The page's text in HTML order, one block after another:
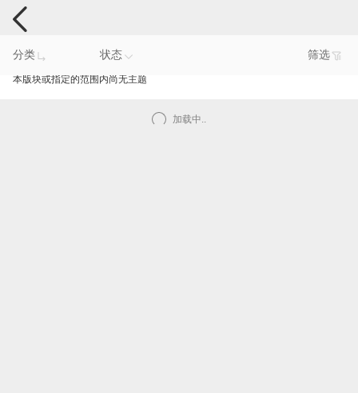
手机反馈
分类 状态 筛选
本版块或指定的范围内尚无主题
加载中..